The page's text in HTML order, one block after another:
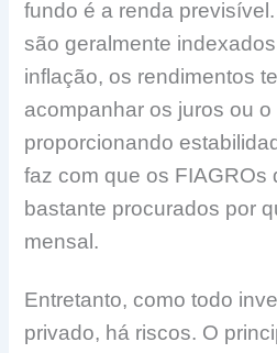
fundo é a renda
são geralmente
inflação, os rendimentos
acompanhar os juros ou o
proporcionando
faz com que os FIAGROs
bastante procurados por
mensal.
Entretanto, como todo
privado, há riscos. O